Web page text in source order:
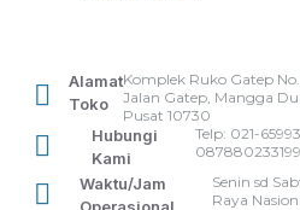
Alamat
Toko
Komplek Ruko Gatep
Jalan Gatep, Mangga
Pusat 10730
Hubungi
Kami
Telp: 021-
087880233199
Waktu/Jam
Senin sd
Raya